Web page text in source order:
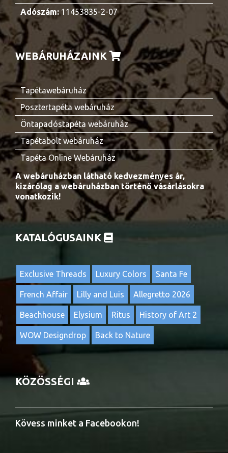
Adószám:11453835-2-07
WEBÁRUHÁZAINK
Tapétawebáruház
Posztertapéta webáruház
Öntapadóstapéta webáruház
Tapétabolt webáruház
Tapéta Online Webáruház
A webáruházban látható kedvezményes ár,
kizárólag a webáruházban történő vásárlásokra
vonatkozik!
KATALÓGUSAINK
Exclusive Threads Luxury Colors Santa Fe
French Affair Lilly and Luis Allegretto 2026
Beachhouse Elysium Ritus History of Art 2
WOW Designdrop Back to Nature
KÖZÖSSÉGI
Kövess minket a Facebookon!